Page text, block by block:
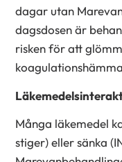
dagar utan
dagsdosen är
risken för att
Många läkemedel
stiger) eller sänka